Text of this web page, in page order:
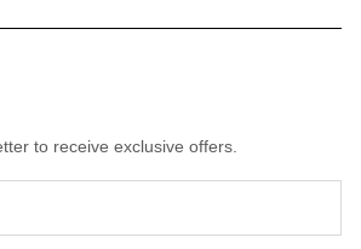
to receive exclusive offers.